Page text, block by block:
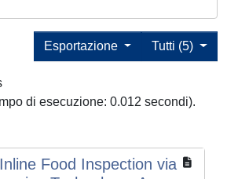
Tutti (5)
Esportazione
di esecuzione: 0.012 secondi).
Food Inspection via